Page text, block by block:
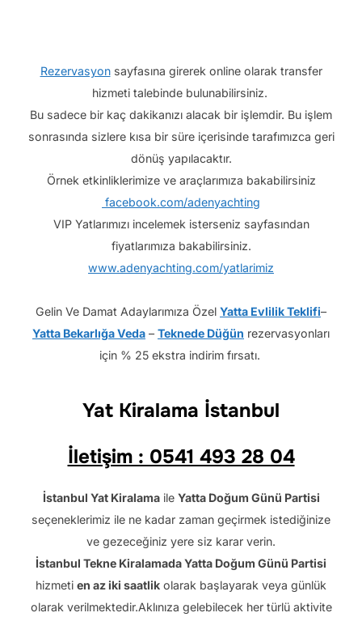
Rezervasyonsayfasına girerek online olarak transfer
hizmeti talebinde bulunabilirsiniz.
Bu sadece bir kaç dakikanızı alacak bir işlemdir. Bu işlem
sonrasında sizlere kısa bir süre içerisinde tarafımızca geri
dönüş yapılacaktır.
Örnek etkinliklerimize ve araçlarımıza bakabilirsiniz
facebook.com/adenyachting
VIP Yatlarımızı incelemek isterseniz sayfasından
fiyatlarımıza bakabilirsiniz.
www.adenyachting.com/yatlarimiz
Gelin Ve Damat Adaylarımıza Özel Yatta Evlilik Teklifi–
Yatta Bekarlığa Veda – Teknede Düğün rezervasyonları
için % 25 ekstra indirim fırsatı.
Yat Kiralama İstanbul
İletişim : 0541 493 28 04
İstanbul Yat Kiralamaile Yatta Doğum Günü Partisi
seçeneklerimiz ile ne kadar zaman geçirmek istediğinize
ve gezeceğiniz yere siz karar verin.
İstanbul Tekne KiralamadaYatta Doğum Günü Partisi
hizmeti en az iki saatlik olarak başlayarak veya günlük
olarak verilmektedir.Aklınıza gelebilecek her türlü aktivite